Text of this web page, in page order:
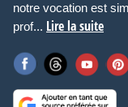
notre vocation est
prof... Lire la suite